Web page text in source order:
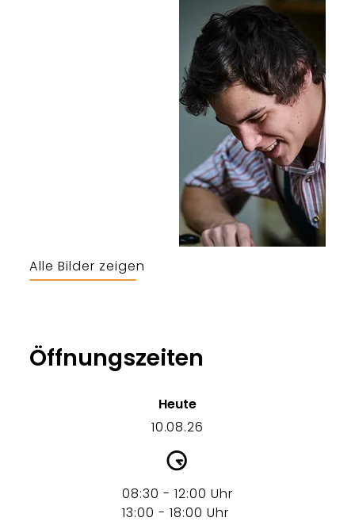
Alle Bilder zeigen
Öffnungszeiten
Heute
10.08.26
08:30 - 12:00 Uhr
13:00 - 18:00 Uhr